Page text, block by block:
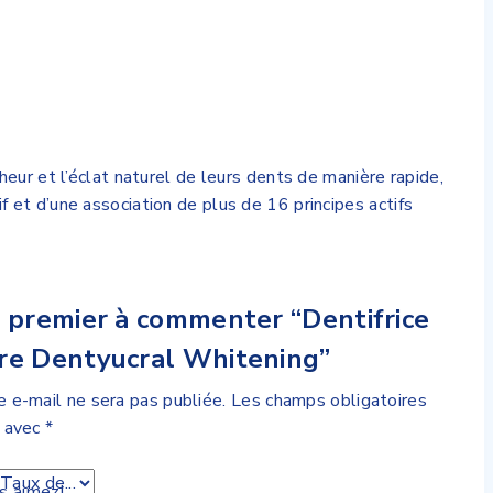
et l’éclat naturel de leurs dents de manière rapide,
d’une association de plus de 16 principes actifs
premier à commenter “Dentifrice
Dentyucral Whitening”
e-mail ne sera pas publiée. Les champs obligatoires
avec*